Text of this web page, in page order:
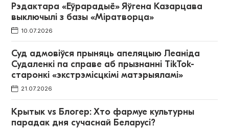
Рэдактара «Еўрарадыё» Яўгена Казарцава
выключылі з базы «Міратворца»
10.07.2026
Суд адмовіўся прыняць апеляцыю Леаніда
Судаленкі па справе аб прызнанні TikTok-
старонкі «экстрэмісцкімі матэрыяламі»
21.07.2026
Крытык vs Блогер: Хто фармуе культурны
парадак дня сучаснай Беларусі?